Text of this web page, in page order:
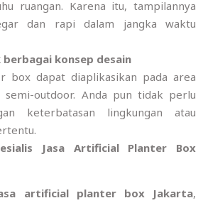
ruangan. Karena itu, tampilannya
dan rapi dalam jangka waktu
berbagai konsep desain
box dapat diaplikasikan pada area
semi-outdoor. Anda pun tidak perlu
keterbatasan lingkungan atau
Jasa Artificial Planter Box
artificial planter box Jakarta,